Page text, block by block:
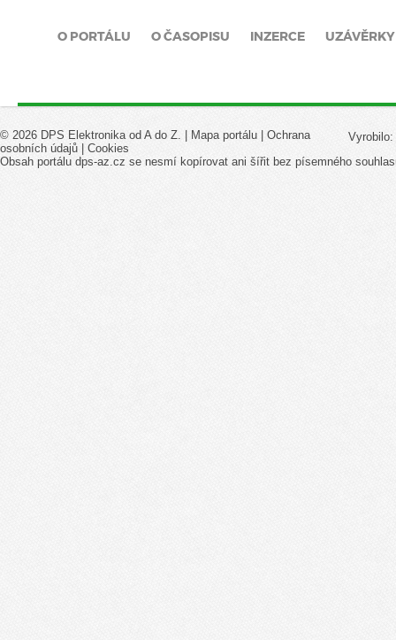
O PORTÁLU O ČASOPISU INZERCE UZÁVĚRKY
Vyrobilo:
© 2026 DPS Elektronika od A do Z. | Mapa portálu
Ochrana
osobních údajů
Cookies
Obsah portálu dps-az.cz se nesmí kopírovat ani šířit bez písemného